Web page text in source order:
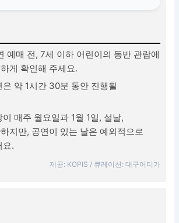
예매 전, 7세 이하 어린이의 동반 관람에
게 확인해 주세요.
은 약 1시간 30분 동안 진행될
이 매주 월요일과 1월 1일, 설날,
지만, 공연이 있는 날은 예외적으로
요.
제공: KOPIS / 큐레이션: 대구어디가